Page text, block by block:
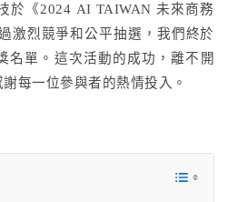
於《2024 AI TAIWAN 未來商務
激烈競爭和公平抽選，我們終於
名單。這次活動的成功，離不開
每一位參與者的熱情投入。